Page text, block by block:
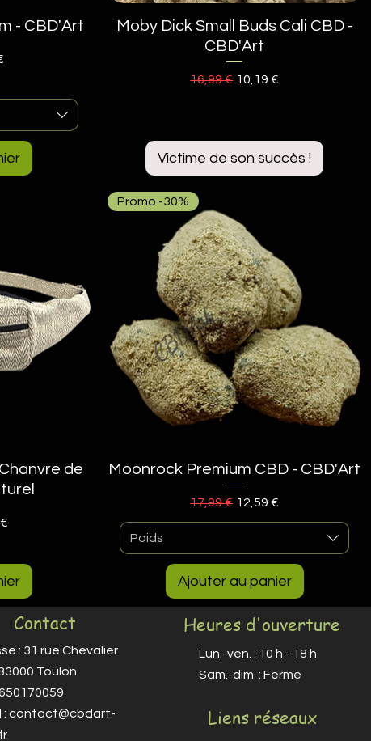
- CBD'Art Aperçu rapide
Moby Dick Small Buds Cali CBD -
CBD'Art
Prix original
16,99 € Prix promotionnel
10,19 €
Victime de son succès !
de
Aperçu rapide
Promo -30%
Moonrock Premium CBD - CBD'Art
Prix original
17,99 € Prix promotionnel
12,59 €
Poids
Ajouter au panier
Contact
: 31 rue Chevalier
Toulon
: contact@cbdart-
Heures d'ouverture
Lun.-ven. : 10 h - 18 h
​​Sam.-dim. : Fermé
Liens réseaux